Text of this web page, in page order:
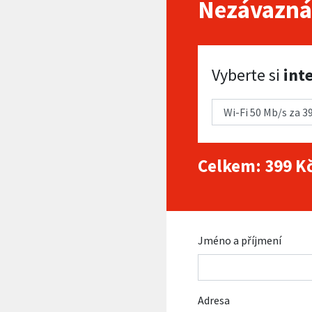
Vyberte si internet
Vyberte si
Celkem: 399
Jméno a příjmení
Adresa